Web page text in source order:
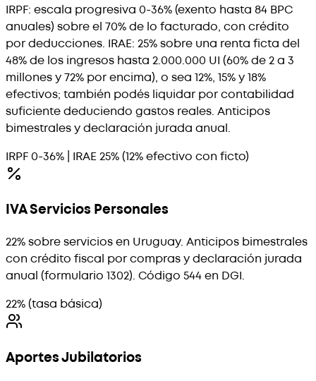
IRPF: escala progresiva 0-36% (exento hasta 84 BPC
anuales) sobre el 70% de lo facturado, con crédito
por deducciones. IRAE: 25% sobre una renta ficta del
48% de los ingresos hasta 2.000.000 UI (60% de 2 a 3
millones y 72% por encima), o sea 12%, 15% y 18%
efectivos; también podés liquidar por contabilidad
suficiente deduciendo gastos reales. Anticipos
bimestrales y declaración jurada anual.
IRPF 0-36% | IRAE 25% (12% efectivo con ficto)
IVA Servicios Personales
22% sobre servicios en Uruguay. Anticipos bimestrales
con crédito fiscal por compras y declaración jurada
anual (formulario 1302). Código 544 en DGI.
22% (tasa básica)
Aportes Jubilatorios